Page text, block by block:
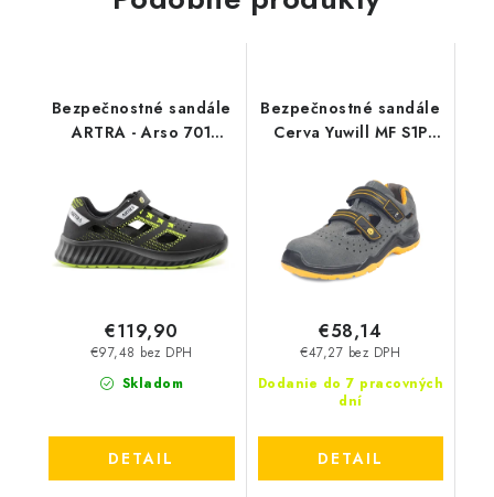
Bezpečnostné sandále
ARTRA - Arso 701
Skladom
€97,48 bez DPH
€119,90
DETAIL
Bezpečnostné sandále
Cerva Yuwill MF S1P
Dodanie do 7 pracovných
dní
€47,27 bez DPH
€58,14
DETAIL